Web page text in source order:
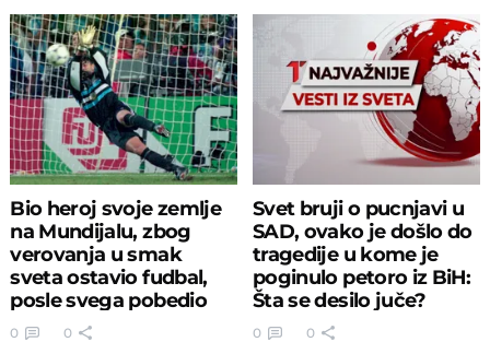
Bio heroj svoje zemlje
na Mundijalu, zbog
verovanja u smak
sveta ostavio fudbal,
posle svega pobedio
rak
0 0
Svet bruji o pucnjavi u
SAD, ovako je došlo do
tragedije u kome je
poginulo petoro iz BiH:
Šta se desilo juče?
0 0